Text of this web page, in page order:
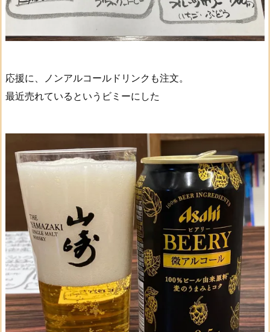
応援に、ノンアルコールドリンクも注文。
最近売れているというビミーにした